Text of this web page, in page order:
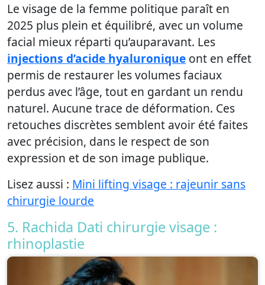
Le visage de la femme politique paraît en
2025 plus plein et équilibré, avec un volume
facial mieux réparti qu’auparavant. Les
injections d’acide hyaluronique ont en effet
permis de restaurer les volumes faciaux
perdus avec l’âge, tout en gardant un rendu
naturel. Aucune trace de déformation. Ces
retouches discrètes semblent avoir été faites
avec précision, dans le respect de son
expression et de son image publique.
Lisez aussi : Mini lifting visage : rajeunir sans
chirurgie lourde
5. Rachida Dati chirurgie visage :
rhinoplastie